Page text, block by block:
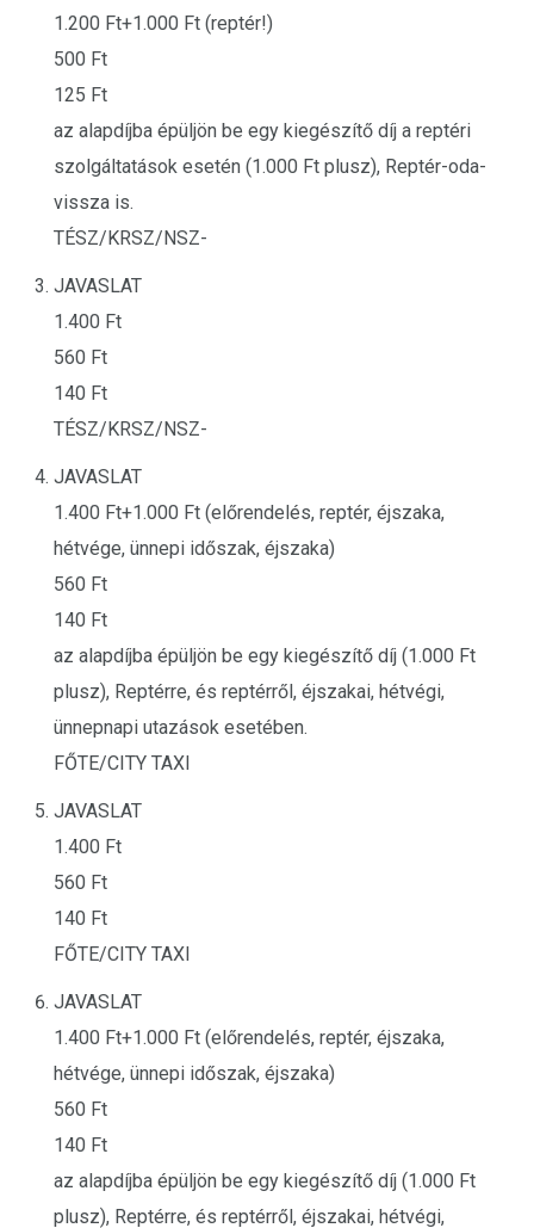
1.200 Ft+1.000 Ft (reptér!)
500 Ft
125 Ft
az alapdíjba épüljön be egy kiegészítő díj a reptéri
szolgáltatások esetén (1.000 Ft plusz), Reptér-oda-
vissza is.
TÉSZ/KRSZ/NSZ-
JAVASLAT
1.400 Ft
560 Ft
140 Ft
TÉSZ/KRSZ/NSZ-
JAVASLAT
1.400 Ft+1.000 Ft (előrendelés, reptér, éjszaka,
hétvége, ünnepi időszak, éjszaka)
560 Ft
140 Ft
az alapdíjba épüljön be egy kiegészítő díj (1.000 Ft
plusz), Reptérre, és reptérről, éjszakai, hétvégi,
ünnepnapi utazások esetében.
FŐTE/CITY TAXI
JAVASLAT
1.400 Ft
560 Ft
140 Ft
FŐTE/CITY TAXI
JAVASLAT
1.400 Ft+1.000 Ft (előrendelés, reptér, éjszaka,
hétvége, ünnepi időszak, éjszaka)
560 Ft
140 Ft
az alapdíjba épüljön be egy kiegészítő díj (1.000 Ft
plusz), Reptérre, és reptérről, éjszakai, hétvégi,